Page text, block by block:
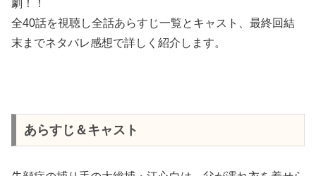
劇！！
全40話を視聴し全話あらすじ一覧とキャスト、最終回結
末までネタバレ感想で詳しく紹介します。
あらすじ＆キャスト